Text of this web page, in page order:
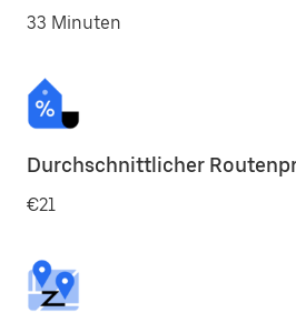
33 Minuten
Durchschnittlicher
€21